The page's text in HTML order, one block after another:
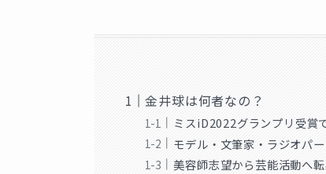
金井球は何者なの？
ミスiD2022グランプリ受賞
モデル・文筆家・ラジオパ
美容師志望から芸能活動へ